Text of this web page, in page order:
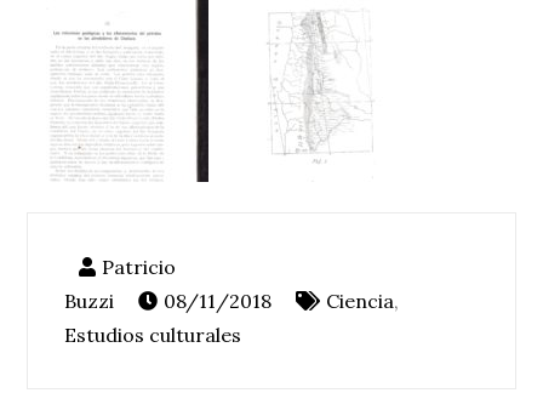
08/11/2018 Ciencia,
Estudios culturales